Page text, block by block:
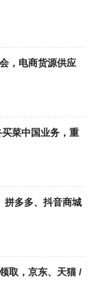
，电商货源供应
菜中国业务，重
拼多多、抖音商城
取，京东、天猫 /